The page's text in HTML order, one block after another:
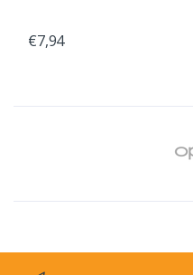
€7,94